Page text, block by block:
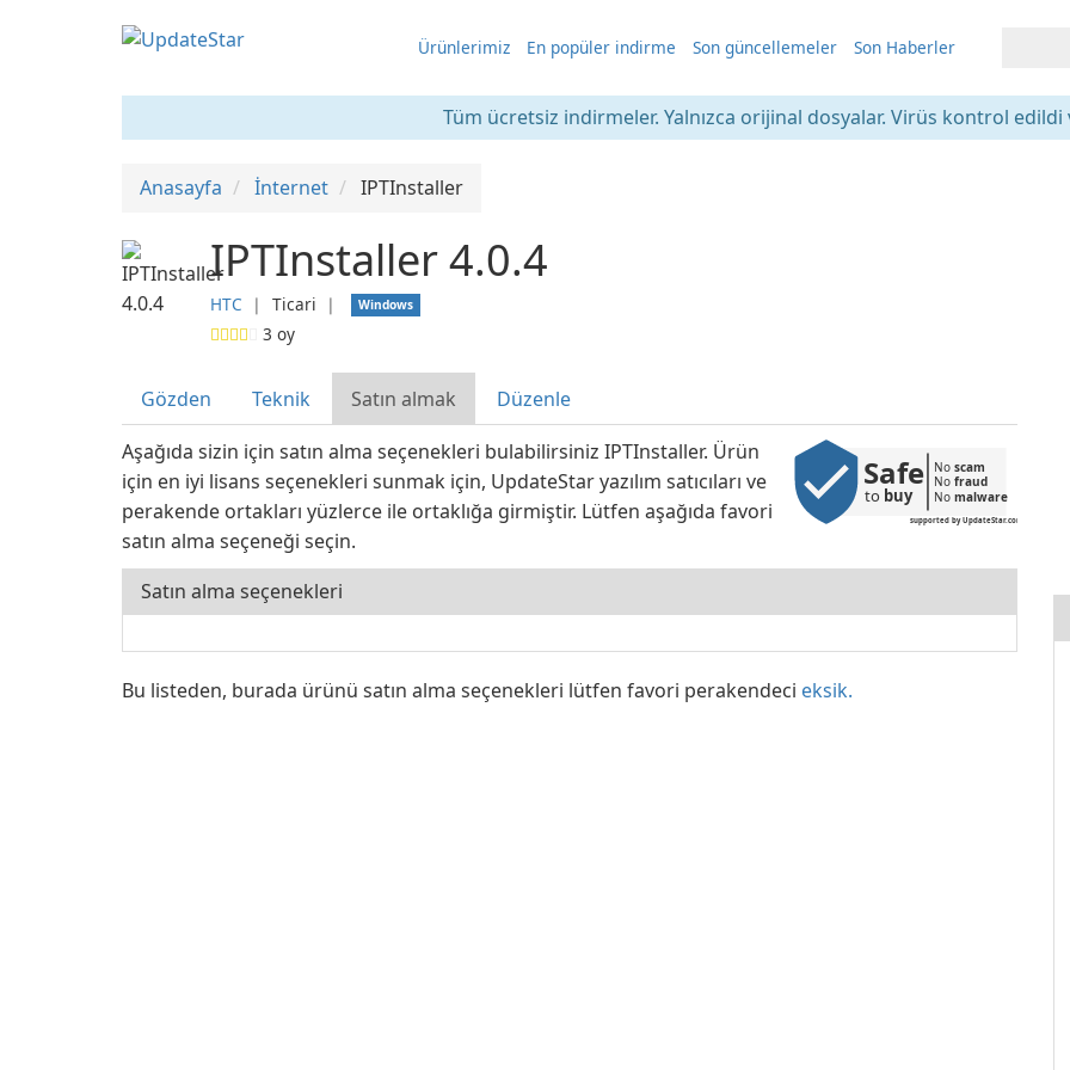
Ürünlerimiz En popüler indirme Son güncellemeler Son Haberler
Tüm ücretsiz indirmeler. Yalnızca orijinal dosyalar. Virüs kontrol edildi
Anasayfa İnternet IPTInstaller
IPTInstaller 4.0.4
HTC ❘ Ticari ❘ Windows
3 oy
Gözden Teknik Satın almak Düzenle
supported by UpdateStar.com
Safe
to buy
No scam
No fraud
No malware
Aşağıda sizin için satın alma seçenekleri bulabilirsiniz IPTInstaller. Ürün
için en iyi lisans seçenekleri sunmak için, UpdateStar yazılım satıcıları ve
perakende ortakları yüzlerce ile ortaklığa girmiştir. Lütfen aşağıda favori
satın alma seçeneği seçin.
Satın alma seçenekleri
Bu listeden, burada ürünü satın alma seçenekleri lütfen favori perakendeci eksik.